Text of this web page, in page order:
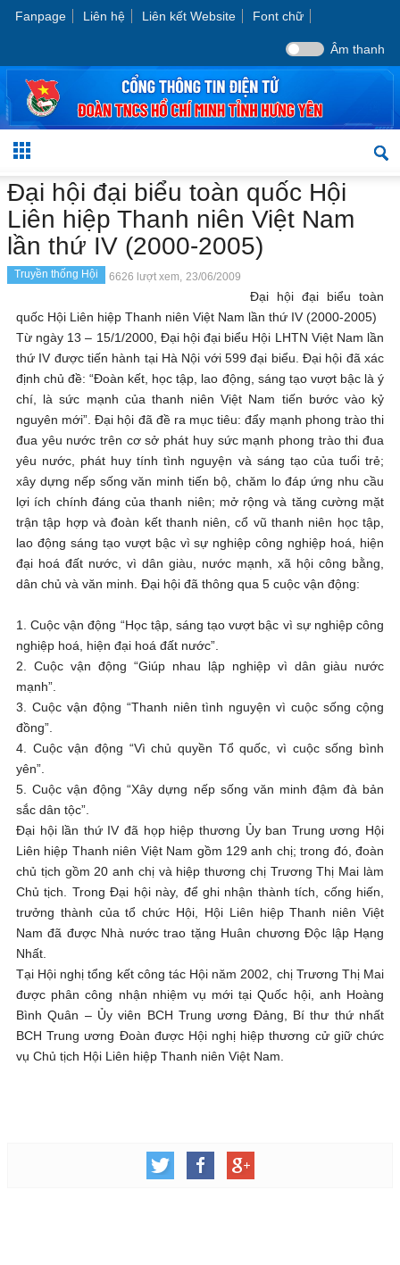
Fanpage Liên hệ Liên kết Website Font chữ
Âm thanh
Đại hội đại biểu toàn quốc Hội
Liên hiệp Thanh niên Việt Nam
lần thứ IV (2000-2005)
Truyền thống Hội 6626 lượt xem, 23/06/2009
Đại hội đại biểu toàn
quốc Hội Liên hiệp Thanh niên Việt Nam lần thứ IV (2000-2005)
Từ ngày 13 – 15/1/2000, Đại hội đại biểu Hội LHTN Việt Nam lần
thứ IV được tiến hành tại Hà Nội với 599 đại biểu. Đại hội đã xác
định chủ đề: “Đoàn kết, học tập, lao động, sáng tạo vượt bậc là ý
chí, là sức mạnh của thanh niên Việt Nam tiến bước vào kỷ
nguyên mới”. Đại hội đã đề ra mục tiêu: đẩy mạnh phong trào thi
đua yêu nước trên cơ sở phát huy sức mạnh phong trào thi đua
yêu nước, phát huy tính tình nguyện và sáng tạo của tuổi trẻ;
xây dựng nếp sống văn minh tiến bộ, chăm lo đáp ứng nhu cầu
lợi ích chính đáng của thanh niên; mở rộng và tăng cường mặt
trận tập hợp và đoàn kết thanh niên, cổ vũ thanh niên học tập,
lao động sáng tạo vượt bậc vì sự nghiệp công nghiệp hoá, hiện
đại hoá đất nước, vì dân giàu, nước mạnh, xã hội công bằng,
dân chủ và văn minh. Đại hội đã thông qua 5 cuộc vận động:
1. Cuộc vận động “Học tập, sáng tạo vượt bậc vì sự nghiệp công
nghiệp hoá, hiện đại hoá đất nước”.
2. Cuộc vận động “Giúp nhau lập nghiệp vì dân giàu nước
mạnh”.
3. Cuộc vận động “Thanh niên tình nguyện vì cuộc sống cộng
đồng”.
4. Cuộc vận động “Vì chủ quyền Tổ quốc, vì cuộc sống bình
yên”.
5. Cuộc vận động “Xây dựng nếp sống văn minh đậm đà bản
sắc dân tộc”.
Đại hội lần thứ IV đã họp hiệp thương Ủy ban Trung ương Hội
Liên hiệp Thanh niên Việt Nam gồm 129 anh chị; trong đó, đoàn
chủ tịch gồm 20 anh chị và hiệp thương chị Trương Thị Mai làm
Chủ tịch. Trong Đại hội này, để ghi nhận thành tích, cống hiến,
trưởng thành của tổ chức Hội, Hội Liên hiệp Thanh niên Việt
Nam đã được Nhà nước trao tặng Huân chương Độc lập Hạng
Nhất.
Tại Hội nghị tổng kết công tác Hội năm 2002, chị Trương Thị Mai
được phân công nhận nhiệm vụ mới tại Quốc hội, anh Hoàng
Bình Quân – Ủy viên BCH Trung ương Đảng, Bí thư thứ nhất
BCH Trung ương Đoàn được Hội nghị hiệp thương cử giữ chức
vụ Chủ tịch Hội Liên hiệp Thanh niên Việt Nam.